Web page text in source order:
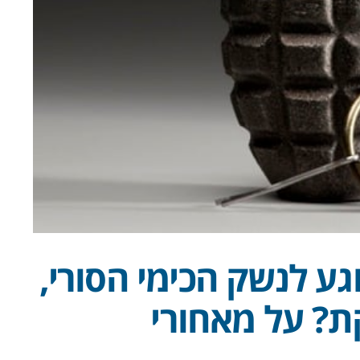
לנשק הכימי הסורי,
על מאחורי